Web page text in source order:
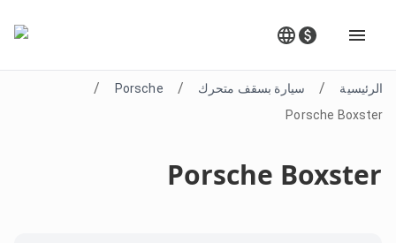
الرئيسية / سيارة بسقف متحرك /
Porsche
/
Porsche Boxster
Porsche Boxster